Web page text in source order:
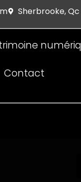
Sherbrooke, Qc
Contact